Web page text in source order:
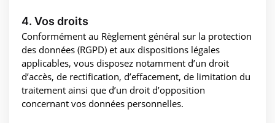
4. Vos droits
Conformément au Règlement général sur la protection
des données (RGPD) et aux dispositions légales
applicables, vous disposez notamment d’un droit
d’accès, de rectification, d’effacement, de limitation du
traitement ainsi que d’un droit d’opposition
concernant vos données personnelles.